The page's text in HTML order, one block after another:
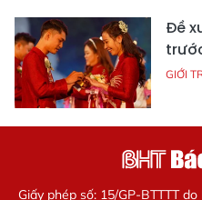
Đề
GIỚI
Giấy phép số: 15/GP-BTTTT